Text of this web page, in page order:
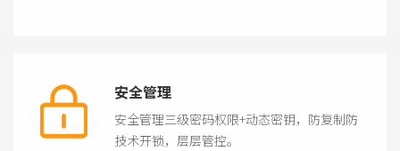
安全管理
安全管理三级密码权限+动态密钥，防复制防
技术开锁，层层管控。